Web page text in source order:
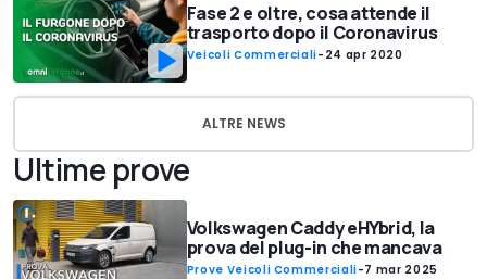
Fase 2 e oltre, cosa attende il
trasporto dopo il Coronavirus
Veicoli Commerciali- 24 apr 2020
ALTRE NEWS
Ultime prove
Volkswagen Caddy eHYbrid, la
prova del plug-in che mancava
Prove Veicoli Commerciali-7 mar 2025